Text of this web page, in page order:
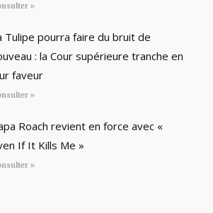
»
Tulipe pourra faire du bruit de
: la Cour supérieure tranche en
faveur
»
Roach revient en force avec «
If It Kills Me »
»